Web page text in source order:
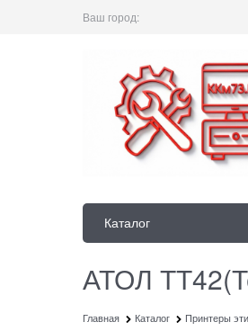
Ваш город:
Каталог
АТОЛ
Главная Каталог Принтеры